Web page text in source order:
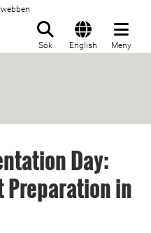
Sök English Meny
Day:
Preparation in